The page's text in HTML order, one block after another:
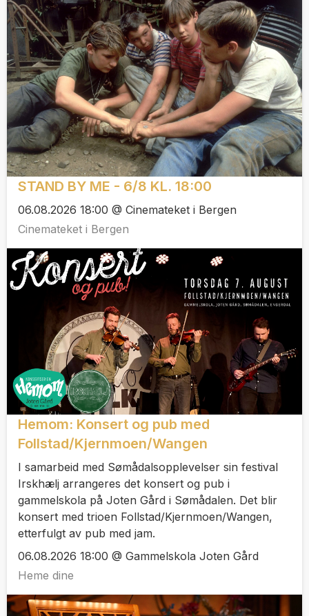
STAND BY ME - 6/8 KL. 18:00
06.08.2026 18:00 @ Cinemateket i Bergen
Cinemateket i Bergen
Hemom: Konsert og pub med
Follstad/Kjernmoen/Wangen
I samarbeid med Sømådalsopplevelser sin festival
Irskhælj arrangeres det konsert og pub i
gammelskola på Joten Gård i Sømådalen. Det blir
konsert med trioen Follstad/Kjernmoen/Wangen,
etterfulgt av pub med jam.
06.08.2026 18:00 @ Gammelskola Joten Gård
Heme dine